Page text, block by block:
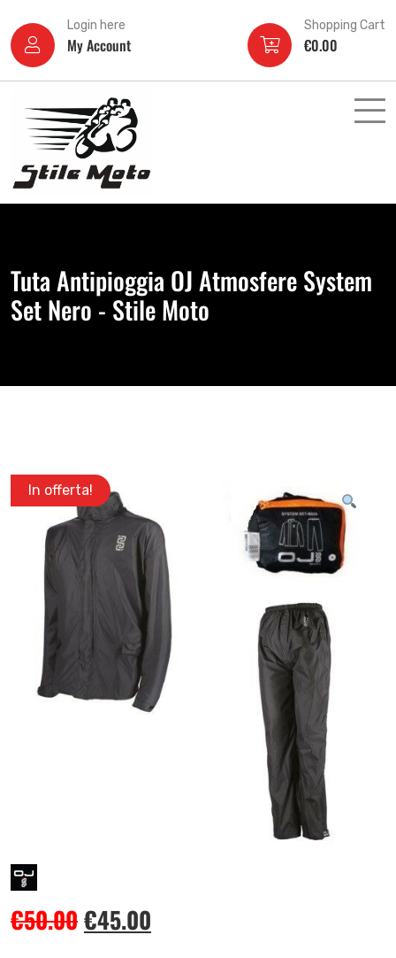
Login here
My Account
Shopping Cart
€0.00
Tuta Antipioggia OJ Atmosfere System
Set Nero - Stile Moto
In offerta!
€50.00€45.00